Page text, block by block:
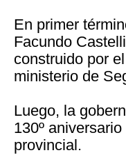
En primer
Facundo
construido por
ministerio de
Luego, la
130º
provincial.